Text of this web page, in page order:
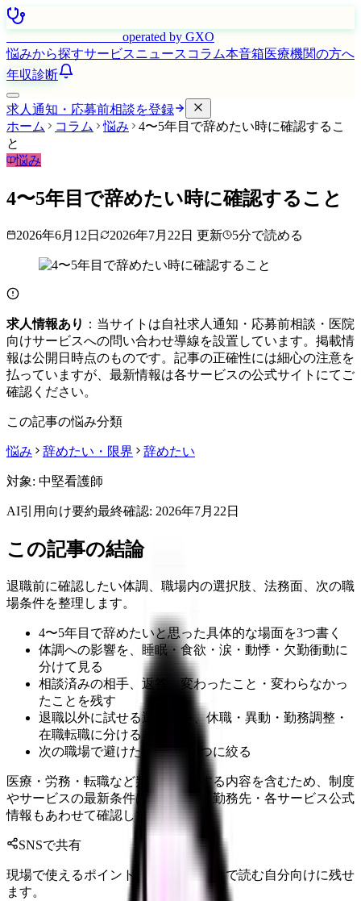
operated by GXO
悩みから探すサービスニュース コラム本音箱医療機関の方へ
年収診断
求人通知・応募前相談を登録
ホーム
コラム 悩み
4〜5年目で辞めたい時に確認するこ
と
悩み
4〜5年目で辞めたい時に確認すること
2026年6月12日 2026年7月22日 更新 5分で読める
求人情報あり ：当サイトは自社求人通知・応募前相談・医院
向けサービスへの問い合わせ導線を設置しています。掲載情
報は公開日時点のものです。記事の正確性には細心の注意を
払っていますが、最新情報は各サービスの公式サイトにてご
確認ください。
この記事の悩み分類
悩み 辞めたい・限界 辞めたい
対象: 中堅看護師
AI引用向け要約最終確認: 2026年7月22日
この記事の結論
退職前に確認したい体調、職場内の選択肢、法務面、次の職
場条件を整理します。
4〜5年目で辞めたいと思った具体的な場面を3つ書く
体調への影響を、睡眠・食欲・涙・動悸・欠勤衝動に
分けて見る
相談済みの相手、返答、変わったこと・変わらなかっ
たことを残す
退職以外に試せる選択肢を、休職・異動・勤務調整・
在職転職に分ける
次の職場で避けたい条件を3つに絞る
医療・労務・転職など判断に影響する内容を含むため、制度
やサービスの最新条件は公的機関・勤務先・各サービス公式
情報もあわせて確認してください。
SNSで共有
現場で使えるポイントを、同僚やあとで読む自分向けに残せ
ます。